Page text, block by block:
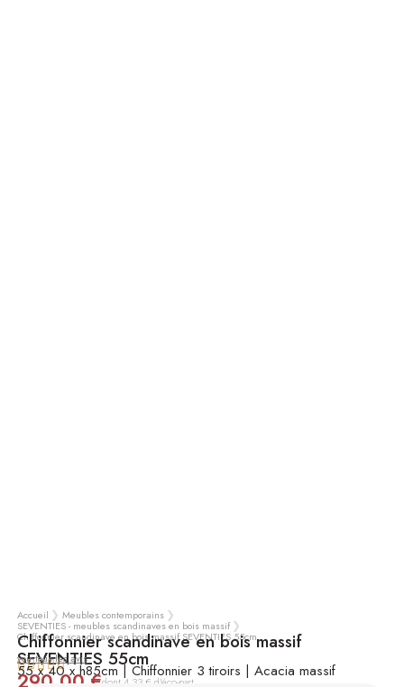
Accueil Meubles contemporains
SEVENTIES - meubles scandinaves en bois massif
Chiffonnier scandinave en bois massif SEVENTIES 55cm
Chiffonnier scandinave en bois massif
SEVENTIES 55cm

voir tous les avis
55 x 40 x h85cm | Chiffonnier 3 tiroirs | Acacia massif
290,00 €dont 4,33 € d'éco-partTTC